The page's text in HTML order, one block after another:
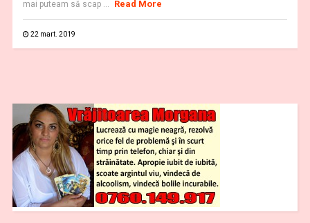
mai puteam să scap ...
Read More
22 mart. 2019